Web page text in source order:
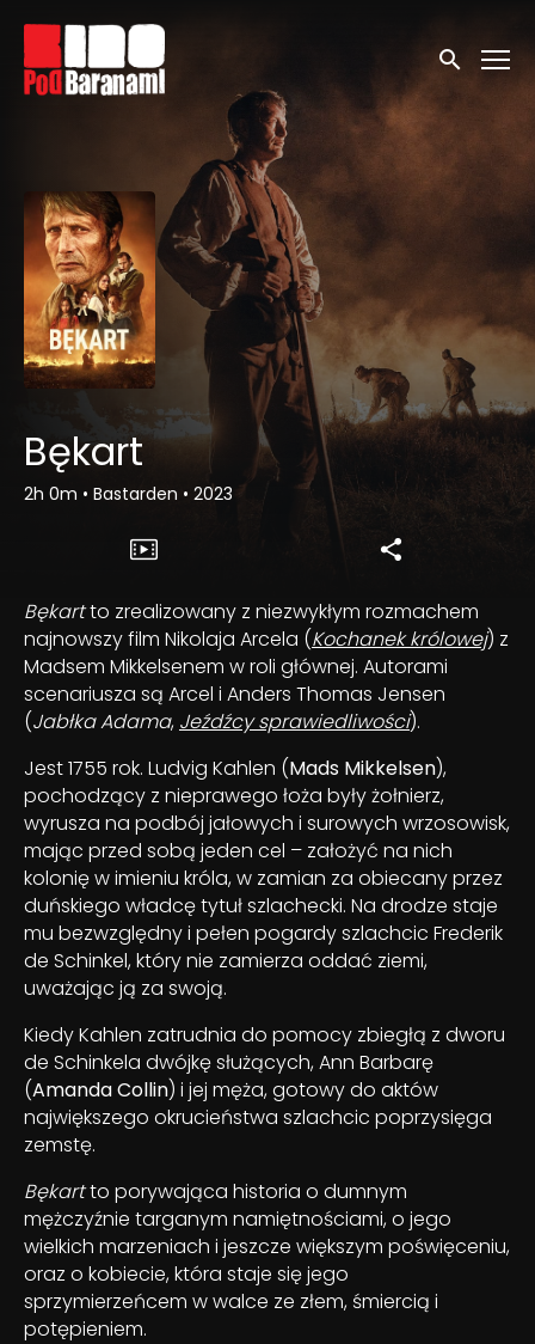
Linki ułatwień dostępu
Wyszukaj
Bękart
2h 0m • Bastarden • 2023
Bękartto zrealizowany z niezwykłym rozmachem
najnowszy film Nikolaja Arcela (Kochanek królowej) z
Madsem Mikkelsenem w roli głównej. Autorami
scenariusza są Arcel i Anders Thomas Jensen
(Jabłka Adama, Jeźdźcy sprawiedliwości).
Jest 1755 rok. Ludvig Kahlen (Mads Mikkelsen),
pochodzący z nieprawego łoża były żołnierz,
wyrusza na podbój jałowych i surowych wrzosowisk,
mając przed sobą jeden cel – założyć na nich
kolonię w imieniu króla, w zamian za obiecany przez
duńskiego władcę tytuł szlachecki. Na drodze staje
mu bezwzględny i pełen pogardy szlachcic Frederik
de Schinkel, który nie zamierza oddać ziemi,
uważając ją za swoją.
Kiedy Kahlen zatrudnia do pomocy zbiegłą z dworu
de Schinkela dwójkę służących, Ann Barbarę
(Amanda Collin) i jej męża, gotowy do aktów
największego okrucieństwa szlachcic poprzysięga
zemstę.
Bękartto porywająca historia o dumnym
mężczyźnie targanym namiętnościami, o jego
wielkich marzeniach i jeszcze większym poświęceniu,
oraz o kobiecie, która staje się jego
sprzymierzeńcem w walce ze złem, śmiercią i
potępieniem.